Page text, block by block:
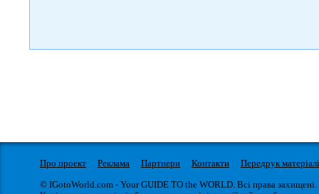
Про проект Реклама Партнери Контакти
Передрук
© IGotoWorld.com - Your GUIDE TO the WORLD. Всі права захищені.